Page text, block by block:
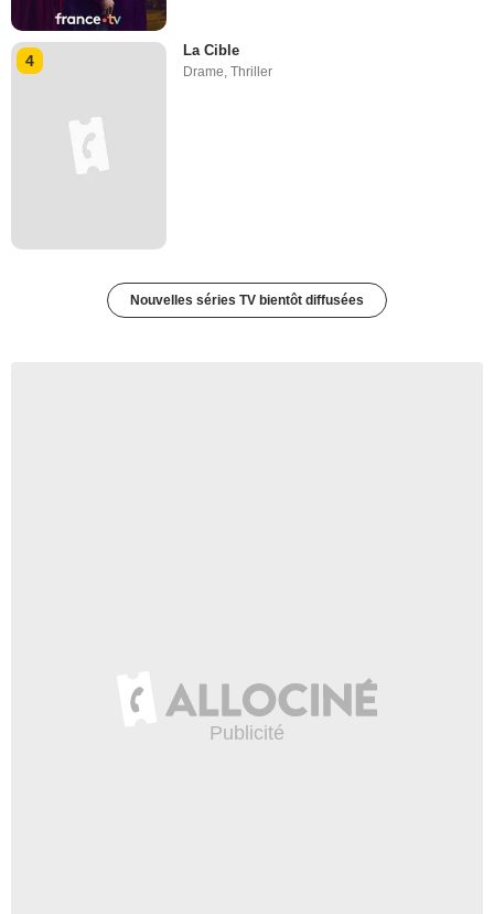
4
La Cible
Drame,Thriller
Nouvelles séries TV bientôt diffusées